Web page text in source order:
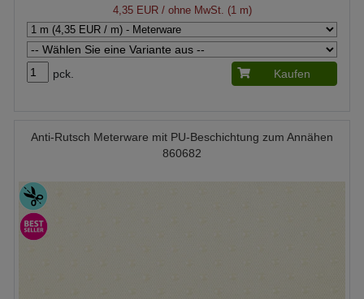
4,35 EUR/ ohne MwSt. (1 m)
pck. Kaufen
Anti-Rutsch Meterware mit PU-Beschichtung zum Annähen
860682